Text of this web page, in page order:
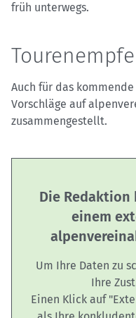
früh unterwegs.
Auch für das
Vorschläge auf
zusammengestellt.
Die
einem
Um Ihre Daten zu
Ihre
Einen Klick auf